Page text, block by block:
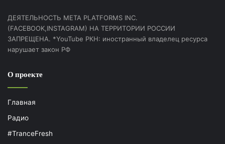
ДЕЯТЕЛЬНОСТЬ МЕТА PLATFORMS INC.
(FACEBOOK,INSTAGRAM) НА ТЕРРИТОРИИ РОССИИ
ЗАПРЕЩЕНА. *YouTube РКН: иностранный владелец ресурса
нарушает закон РФ
О проекте
Главная
Радио
#TranceFresh